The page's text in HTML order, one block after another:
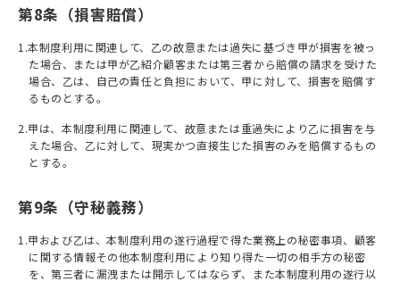
第8条（損害賠償）
1.本制度利用に関連して、⼄の故意または過失に基づき甲が損害を被っ
た場合、または甲が⼄紹介顧客または第三者から賠償の請求を受けた
場合、⼄は、⾃⼰の責任と負担において、甲に対して、損害を賠償す
るものとする。
2.甲は、本制度利用に関連して、故意または重過失により⼄に損害を与
えた場合、⼄に対して、現実かつ直接⽣じた損害のみを賠償するもの
とする。
第9条（守秘義務）
1.甲および⼄は、本制度利用の遂⾏過程で得た業務上の秘密事項、顧客
に関する情報その他本制度利用により知り得た⼀切の相⼿⽅の秘密
を、第三者に漏洩または開⽰してはならず、また本制度利用の遂⾏以